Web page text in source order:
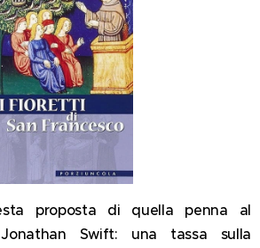
proposta di quella penna al
Swift: una tassa sulla